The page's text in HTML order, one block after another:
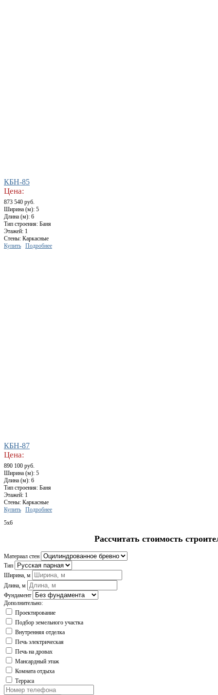
КБН-85
Цена:
873 540 руб.
Ширина (м): 5
Длина (м): 6
Тип строения: Баня
Этажей: 1
Стены: Каркасные
Купить
Подробнее
КБН-87
Цена:
890 100 руб.
Ширина (м): 5
Длина (м): 6
Тип строения: Баня
Этажей: 1
Стены: Каркасные
Купить
Подробнее
5x6
Рассчитать стоимость
Материал стен
Тип
Ширина, м
Длина, м
Фундамент
Дополнительно:
Проектирование
Подбор земельного участка
Внутренняя отделка
Печь электрическая
Печь на дровах
Мансардный этаж
Комната отдыха
Терраса